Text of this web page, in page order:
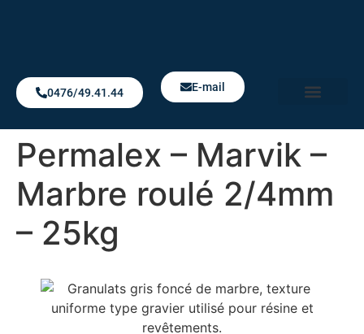
0476/49.41.44 E-mail
Permalex – Marvik –
Marbre roulé 2/4mm
– 25kg